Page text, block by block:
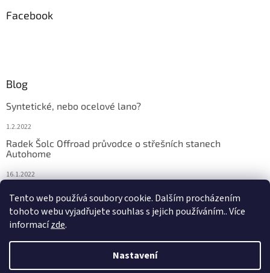
Tento web používá soubory cookie. Dalším procházením
tohoto webu vyjadřujete souhlas s jejich používáním.. Více
informacízde.
Nastavení
Facebook
Blog
Syntetické, nebo ocelové lano?
1.2.2022
Radek Šolc Offroad průvodce o střešních stanech
Autohome
16.1.2022
4.2.2021
Vytvořil Shoptet